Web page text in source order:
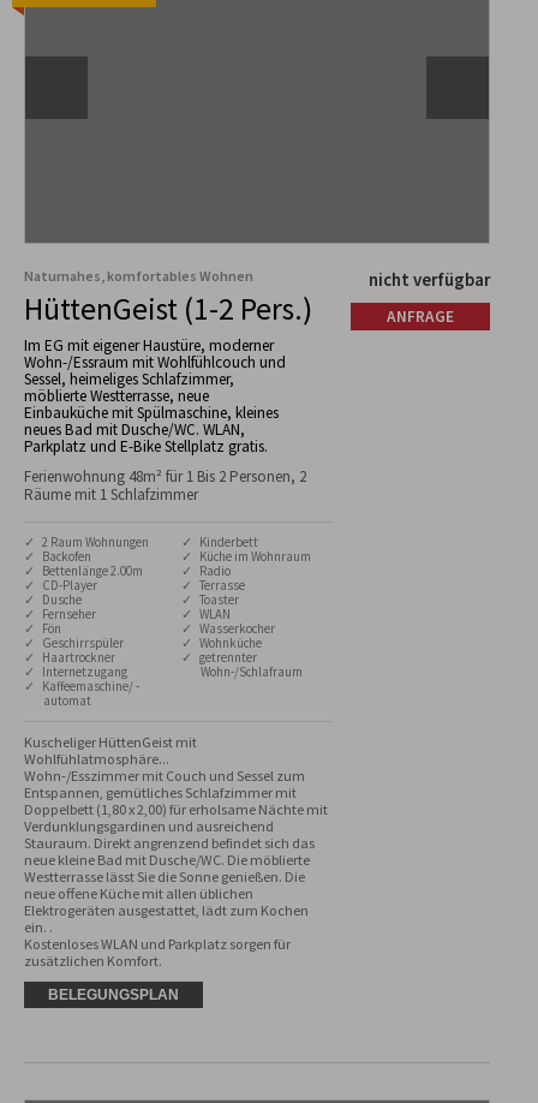
Naturnahes, komfortables Wohnen
HüttenGeist (1-2 Pers.)
Im EG mit eigener Haustüre, moderner
Wohn-/Essraum mit Wohlfühlcouch und
Sessel, heimeliges Schlafzimmer,
möblierte Westterrasse, neue
Einbauküche mit Spülmaschine, kleines
neues Bad mit Dusche/WC. WLAN,
Parkplatz und E-Bike Stellplatz gratis.
Ferienwohnung 48m² für 1 Bis 2 Personen, 2
Räume mit 1 Schlafzimmer
✓ 2 Raum Wohnungen
✓ Backofen
✓ Bettenlänge 2.00m
✓ CD-Player
✓ Dusche
✓ Fernseher
✓ Fön
✓ Geschirrspüler
✓ Haartrockner
✓ Internetzugang
✓ Kaffeemaschine/ -
automat
✓ Kinderbett
✓ Küche im Wohnraum
✓ Radio
✓ Terrasse
✓ Toaster
✓ WLAN
✓ Wasserkocher
✓ Wohnküche
✓ getrennter
Wohn-/Schlafraum
Kuscheliger HüttenGeist mit
Wohlfühlatmosphäre...
Wohn-/Esszimmer mit Couch und Sessel zum
Entspannen, gemütliches Schlafzimmer mit
Doppelbett (1,80 x 2,00) für erholsame Nächte mit
Verdunklungsgardinen und ausreichend
Stauraum. Direkt angrenzend befindet sich das
neue kleine Bad mit Dusche/WC. Die möblierte
Westterrasse lässt Sie die Sonne genießen. Die
neue offene Küche mit allen üblichen
Elektrogeräten ausgestattet, lädt zum Kochen
ein. .
Kostenloses WLAN und Parkplatz sorgen für
zusätzlichen Komfort.
nicht verfügbar
ANFRAGE
BELEGUNGSPLAN